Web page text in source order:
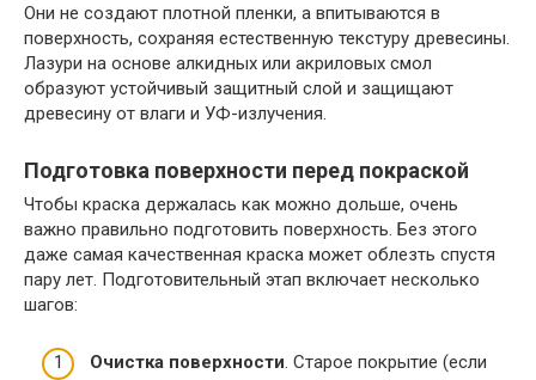
Они не создают плотной пленки, а впитываются в
поверхность, сохраняя естественную текстуру древесины.
Лазури на основе алкидных или акриловых смол
образуют устойчивый защитный слой и защищают
древесину от влаги и УФ-излучения.
Подготовка поверхности перед покраской
Чтобы краска держалась как можно дольше, очень
важно правильно подготовить поверхность. Без этого
даже самая качественная краска может облезть спустя
пару лет. Подготовительный этап включает несколько
шагов:
Очистка поверхности. Старое покрытие (если